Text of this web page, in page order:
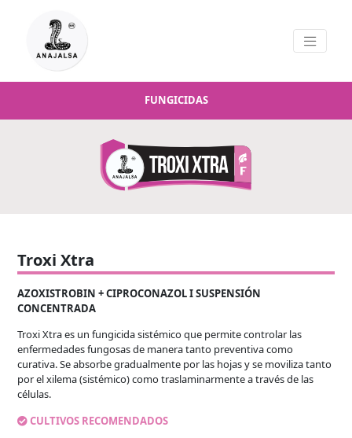
FUNGICIDAS
Troxi Xtra
AZOXISTROBIN + CIPROCONAZOL I SUSPENSIÓN
CONCENTRADA
Troxi Xtra es un fungicida sistémico que permite controlar las
enfermedades fungosas de manera tanto preventiva como
curativa. Se absorbe gradualmente por las hojas y se moviliza tanto
por el xilema (sistémico) como traslaminarmente a través de las
células.
CULTIVOS RECOMENDADOS